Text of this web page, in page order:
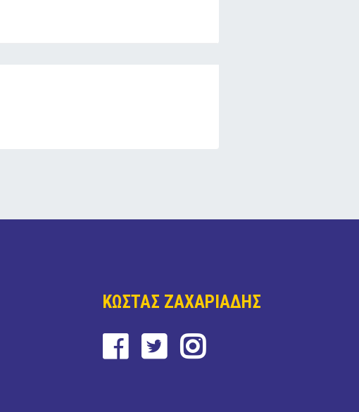
ΚΩΣΤΑΣ ΖΑΧΑΡΙΑΔΗΣ